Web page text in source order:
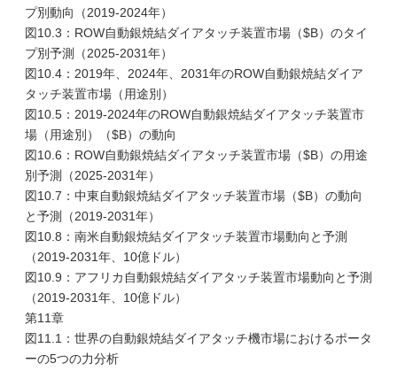
プ別動向（2019-2024年）
図10.3：ROW自動銀焼結ダイアタッチ装置市場（$B）のタイ
プ別予測（2025-2031年）
図10.4：2019年、2024年、2031年のROW自動銀焼結ダイア
タッチ装置市場（用途別）
図10.5：2019-2024年のROW自動銀焼結ダイアタッチ装置市
場（用途別）（$B）の動向
図10.6：ROW自動銀焼結ダイアタッチ装置市場（$B）の用途
別予測（2025-2031年）
図10.7：中東自動銀焼結ダイアタッチ装置市場（$B）の動向
と予測（2019-2031年）
図10.8：南米自動銀焼結ダイアタッチ装置市場動向と予測
（2019-2031年、10億ドル）
図10.9：アフリカ自動銀焼結ダイアタッチ装置市場動向と予測
（2019-2031年、10億ドル）
第11章
図11.1：世界の自動銀焼結ダイアタッチ機市場におけるポータ
ーの5つの力分析